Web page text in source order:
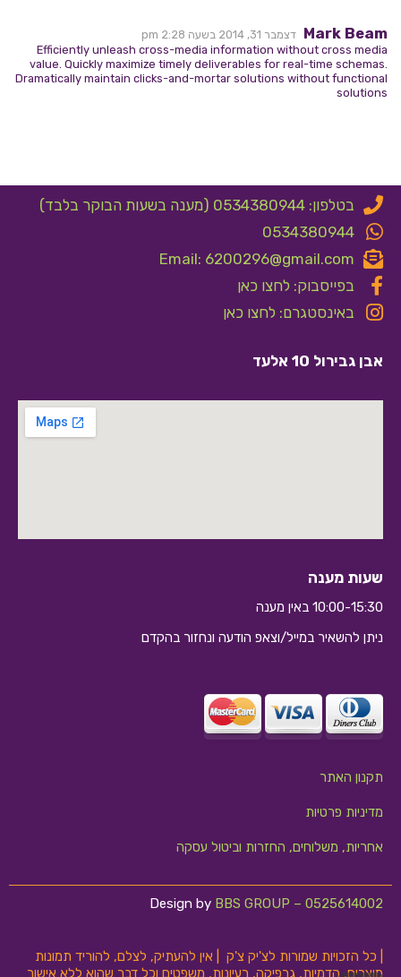
Mark Beam
דצמבר 31, 2014 בשעה 2:28 pm
Efficiently unleash cross-media information without cross media
value. Quickly maximize timely deliverables for real-time schemas.
Dramatically maintain clicks-and-mortar solutions without functional
solutions
בטלפון: 0534380944 (מענה בשעות הבוקר בלבד)
0534380944
Email: 6200296@gmail.com
בפייסבוק: לחצו כאן
באינסטגרם: לחצו כאן
אבן גבירול 10 אלעד
שעות מענה
10:00-15:30 באין מענה
ניתן להשאיר במייל/וצאפ הודעה ונחזור בהקדם
תקנון האתר
מדיניות פרטיות
אחריות, משלוחים, החזרות וביטול עסקה
Design by BBS GROUP – 0525614002
| כל הזכויות שמורות לצ'יק צ'ק | אין להעתיק, לצלם, להוריד תמונות
מוצרים, הדמיות, גרפיקה, רעיונות, משפטים וכל דבר שהוא ללא אישור